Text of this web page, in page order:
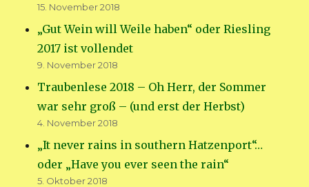
15. November 2018
„Gut Wein will Weile haben“ oder Riesling
2017 ist vollendet
9. November 2018
Traubenlese 2018 – Oh Herr, der Sommer
war sehr groß – (und erst der Herbst)
4. November 2018
„It never rains in southern Hatzenport“…
oder „Have you ever seen the rain“
5. Oktober 2018